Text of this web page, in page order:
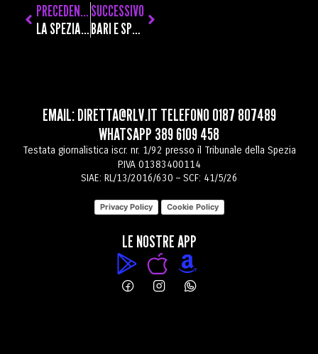
PRECEDENTE
LA SPEZIA È CITTÀ CREATIVA UNESCO PER IL DESIGN: IN SALA DANTE UNA MATTINATA PER PARLARNE A TUTTI
SUCCESSIVO
BARI E SPEZIA SULLA STESSA BARCA, LONGO: “HO VISTO GIOCATORI SULLE GAMBE, DOVRÒ CHIEDERGLI UNO SFORZO”
EMAIL:DIRETTA@RLV.IT TELEFONO 0187 807489
WHATSAPP 389 6109 458
Testata giornalistica iscr. nr. 1/92 presso il Tribunale della Spezia
P.IVA 01383400114
SIAE: RL/13/2016/630 – SCF: 41/5/26
Privacy Policy Cookie Policy
LE NOSTRE APP